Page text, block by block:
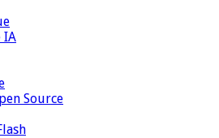
IA
Source